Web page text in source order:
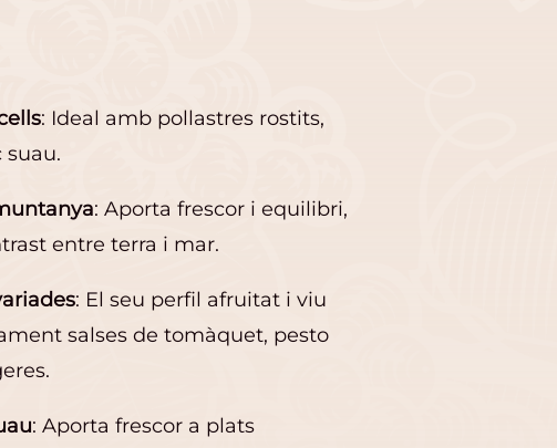
: Ideal amb pollastres rostits,
suau.
: Aporta frescor i equilibri,
entre terra i mar.
: El seu perfil afruitat i viu
salses de tomàquet, pesto
: Aporta frescor a plats